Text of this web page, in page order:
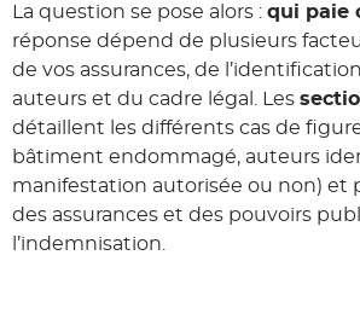
La question se pose alors : qui paie
réponse dépend de plusieurs
de vos assurances, de
auteurs et du cadre légal. Les
détaillent les différents cas de
bâtiment endommagé, auteurs
manifestation autorisée ou non) et
des assurances et des pouvoirs
l’indemnisation.